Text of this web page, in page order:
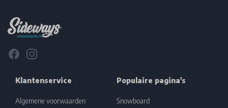
FacebookInstagram
Klantenservice
Algemene voorwaarden
Populaire pagina's
Snowboard